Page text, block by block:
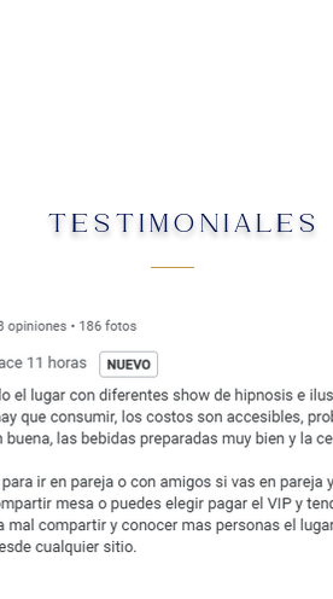
TESTIMONIALES